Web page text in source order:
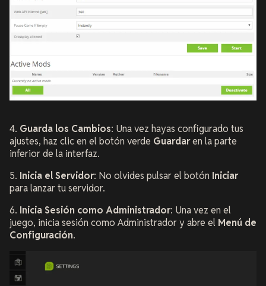
4. Guarda los Cambios: Una vez hayas configurado tus
ajustes, haz clic en el botón verde Guardaren la parte
inferior de la interfaz.
5. Inicia el Servidor: No olvides pulsar el botón Iniciar
para lanzar tu servidor.
6. Inicia Sesión como Administrador: Una vez en el
juego, inicia sesión como Administrador y abre el Menú de
Configuración.